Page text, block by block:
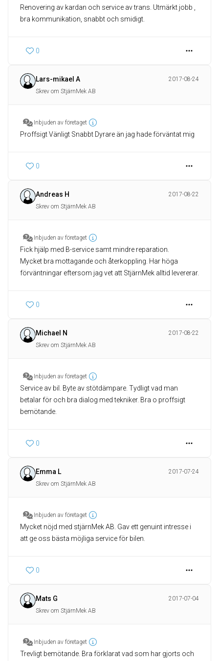
Renovering av kardan och service av trans. Utmärkt jobb ,
bra kommunikation, snabbt och smidigt.
0
Lars-mikael A
2017-08-24
Skrev om StjärnMek AB
Inbjuden av företaget
Proffsigt Vänligt Snabbt Dyrare än jag hade förväntat mig
0
Andreas H
2017-08-22
Skrev om StjärnMek AB
Inbjuden av företaget
Fick hjälp med B-service samt mindre reparation.
Mycket bra mottagande och återkoppling. Har höga
förväntningar eftersom jag vet att StjärnMek alltid levererar.
0
Michael N
2017-08-22
Skrev om StjärnMek AB
Inbjuden av företaget
Service av bil. Byte av stötdämpare. Tydligt vad man
betalar för och bra dialog med tekniker. Bra o proffsigt
bemötande.
0
Emma L
2017-07-24
Skrev om StjärnMek AB
Inbjuden av företaget
Mycket nöjd med stjärnMek AB. Gav ett genuint intresse i
att ge oss bästa möjliga service för bilen.
0
Mats G
2017-07-04
Skrev om StjärnMek AB
Inbjuden av företaget
Trevligt bemötande. Bra förklarat vad som har gjorts och